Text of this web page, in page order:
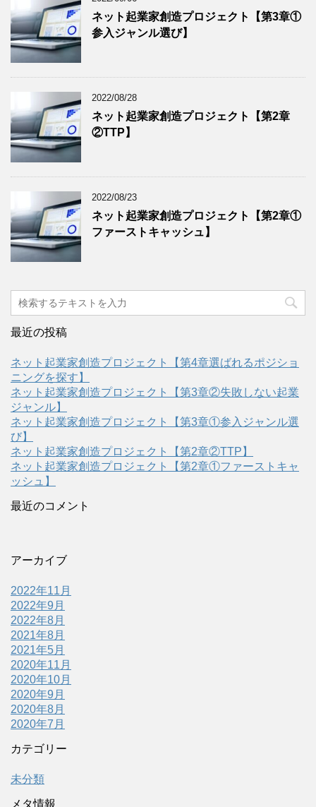
ネット起業家創造プロジェクト【第3章①
参入ジャンル選び】
2022/08/28
ネット起業家創造プロジェクト【第2章
②TTP】
2022/08/23
ネット起業家創造プロジェクト【第2章①
ファーストキャッシュ】
最近の投稿
ネット起業家創造プロジェクト【第4章選ばれるポジショ
ニングを探す】
ネット起業家創造プロジェクト【第3章②失敗しない起業
ジャンル】
ネット起業家創造プロジェクト【第3章①参入ジャンル選
び】
ネット起業家創造プロジェクト【第2章②TTP】
ネット起業家創造プロジェクト【第2章①ファーストキャ
ッシュ】
最近のコメント
アーカイブ
2022年11月
2022年9月
2022年8月
2021年8月
2021年5月
2020年11月
2020年10月
2020年9月
2020年8月
2020年7月
カテゴリー
未分類
メタ情報